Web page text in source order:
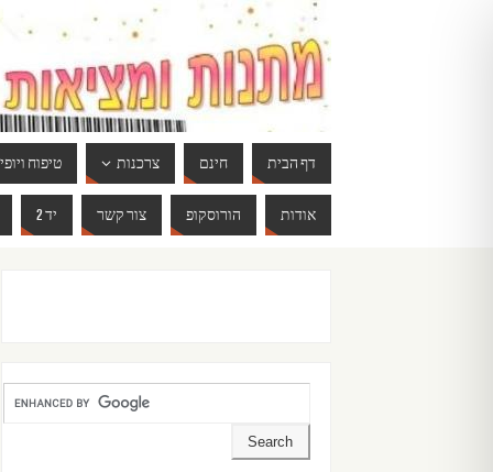
דף הבית חינם צרכנות טיפוח ויופי
אודות הורוסקופ צור קשר יד 2